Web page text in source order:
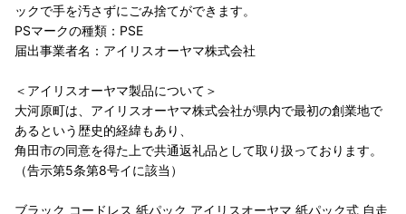
ックで手を汚さずにごみ捨てができます。
PSマークの種類：PSE
届出事業者名：アイリスオーヤマ株式会社
＜アイリスオーヤマ製品について＞
大河原町は、アイリスオーヤマ株式会社が県内で最初の創業地で
あるという歴史的経緯もあり、
角田市の同意を得た上で共通返礼品として取り扱っております。
（告示第5条第8号イに該当）
ブラック コードレス 紙パック アイリスオーヤマ 紙パック式 自走